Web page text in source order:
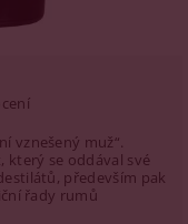
vznešený muž“.
který se oddával své
především pak
řady rumů